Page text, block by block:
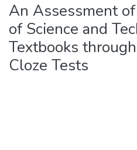
An Assessment
of Science and
Textbooks
Cloze Tests